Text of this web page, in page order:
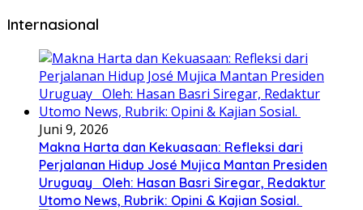
Internasional
Juni 9, 2026
Makna Harta dan Kekuasaan: Refleksi dari
Perjalanan Hidup José Mujica Mantan Presiden
Uruguay Oleh: Hasan Basri Siregar, Redaktur
Utomo News, Rubrik: Opini & Kajian Sosial.